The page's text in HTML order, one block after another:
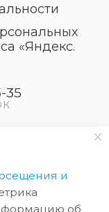
«Яндекс.
35
1, и
об